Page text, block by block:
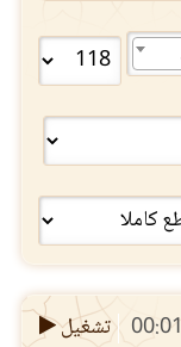
00:01 تشغيل